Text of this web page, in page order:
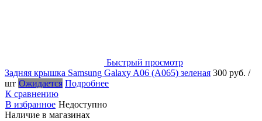
Быстрый просмотр
Задняя крышка Samsung Galaxy A06 (A065) зеленая 300 руб. /
шт Ожидается Подробнее
К сравнению
В избранное Недоступно
Наличие в магазинах